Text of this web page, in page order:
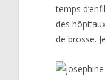
temps
des
de brosse.